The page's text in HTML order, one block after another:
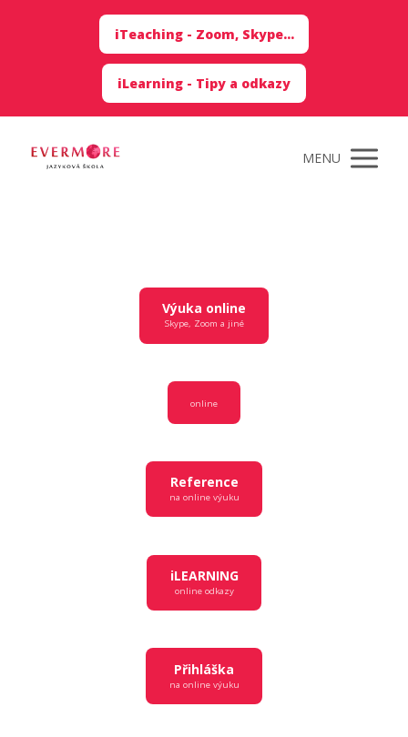
iTeaching - Zoom, Skype...
iLearning - Tipy a odkazy
MENU
Výuka online
Skype, Zoom a jiné
online
Reference
na online výuku
iLEARNING
online odkazy
Přihláška
na online výuku